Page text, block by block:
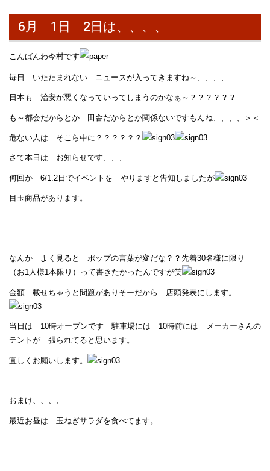
6月 1日 2日は、、、、
こんばんわ今村です
毎日 いたたまれない ニュースが入ってきますね～、、、、
日本も 治安が悪くなっていってしまうのかなぁ～？？？？？？
も～都会だからとか 田舎だからとか関係ないですもんね、、、、＞＜
危ない人は そこら中に？？？？？？
さて本日は お知らせです、、、
何回か 6/1.2日でイベントを やりますと告知しましたが
目玉商品があります。
なんか よく見ると ポップの言葉が変だな？？先着30名様に限り
（お1人様1本限り）って書きたかったんですが笑
金額 載せちゃうと問題がありそーだから 店頭発表にします。
当日は 10時オープンです 駐車場には 10時前には メーカーさんの
テントが 張られてると思います。
宜しくお願いします。
おまけ、、、、
最近お昼は 玉ねぎサラダを食べてます。